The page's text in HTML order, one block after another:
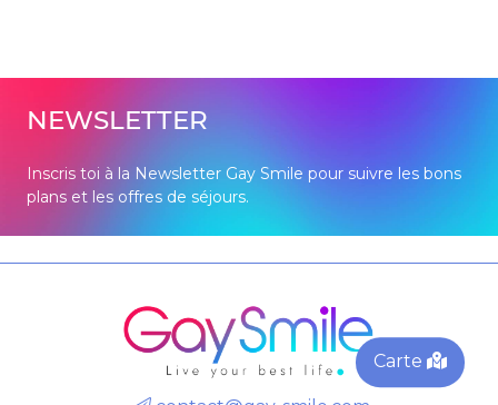
Carte
NEWSLETTER
Inscris toi à la Newsletter Gay Smile pour suivre les bons
plans et les offres de séjours.